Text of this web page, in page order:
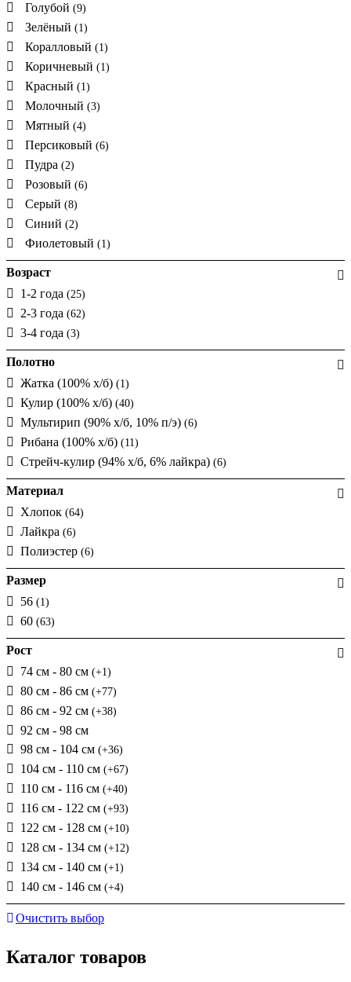
Голубой (9)
Зелёный (1)
Коралловый (1)
Коричневый (1)
Красный (1)
Молочный (3)
Мятный (4)
Персиковый (6)
Пудра (2)
Розовый (6)
Серый (8)
Синий (2)
Фиолетовый (1)
Возраст
1-2 года (25)
2-3 года (62)
3-4 года (3)
Полотно
Жатка (100% х/б) (1)
Кулир (100% х/б) (40)
Мультирип (90% х/б, 10% п/э) (6)
Рибана (100% х/б) (11)
Стрейч-кулир (94% х/б, 6% лайкра) (6)
Материал
Хлопок (64)
Лайкра (6)
Полиэстер (6)
Размер
56 (1)
60 (63)
Рост
74 см - 80 см (+1)
80 см - 86 см (+77)
86 см - 92 см (+38)
92 см - 98 см
98 см - 104 см (+36)
104 см - 110 см (+67)
110 см - 116 см (+40)
116 см - 122 см (+93)
122 см - 128 см (+10)
128 см - 134 см (+12)
134 см - 140 см (+1)
140 см - 146 см (+4)
Очистить выбор
Каталог товаров